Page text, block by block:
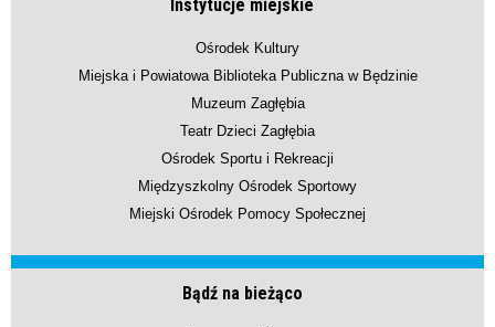
Instytucje miejskie
Ośrodek Kultury
Miejska i Powiatowa Biblioteka Publiczna w Będzinie
Muzeum Zagłębia
Teatr Dzieci Zagłębia
Ośrodek Sportu i Rekreacji
Międzyszkolny Ośrodek Sportowy
Miejski Ośrodek Pomocy Społecznej
Bądź na bieżąco